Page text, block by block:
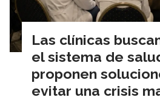
Las clínicas
el sistema de
proponen
evitar una crisis